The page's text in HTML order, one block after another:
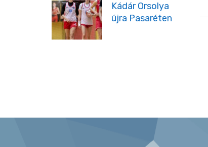
Kádár Orsolya
újra Pasaréten